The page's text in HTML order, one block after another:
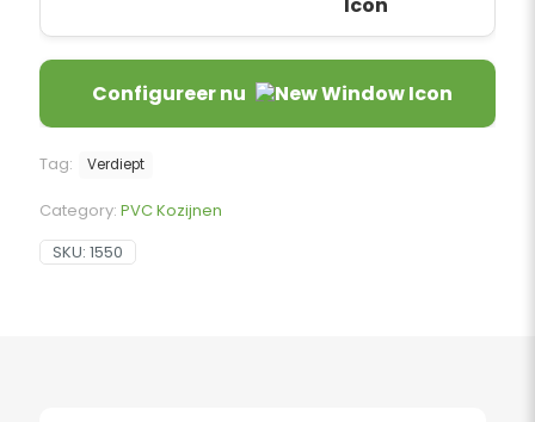
Configureer nu
Tag: Verdiept
Category: PVC Kozijnen
SKU: 1550